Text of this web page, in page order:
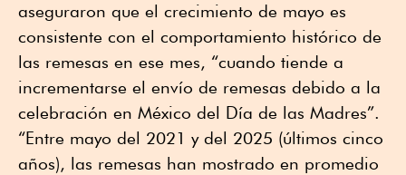
aseguraron que el crecimiento de mayo es
consistente con el comportamiento histórico de
las remesas en ese mes, “cuando tiende a
incrementarse el envío de remesas debido a la
celebración en México del Día de las Madres”.
“Entre mayo del 2021 y del 2025 (últimos cinco
años), las remesas han mostrado en promedio